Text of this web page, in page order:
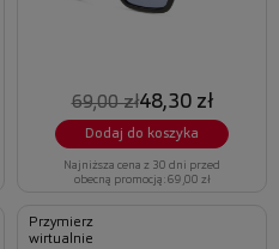
69,00 zł48,30 zł
Dodaj do koszyka
Najniższa cena z 30 dni przed
obecną promocją: 69,00 zł
Przymierz
wirtualnie